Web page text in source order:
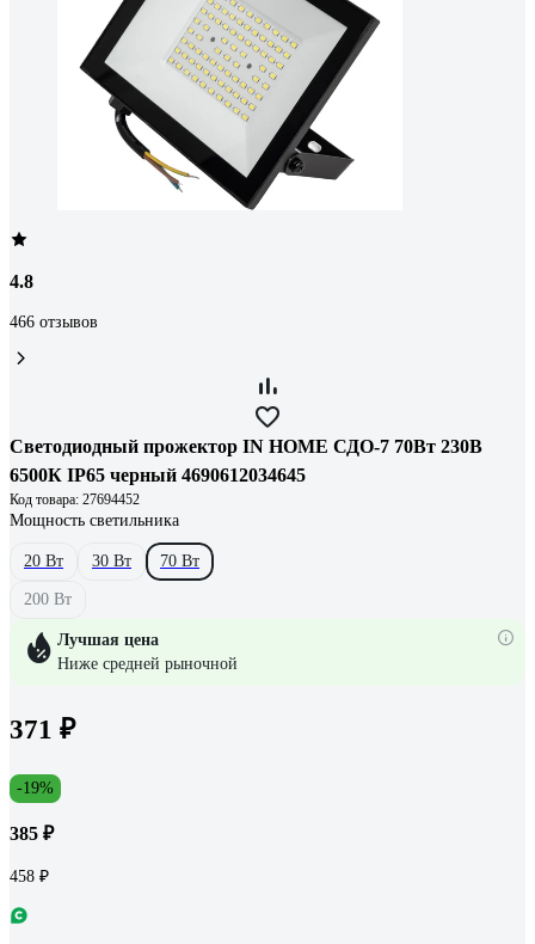
4.8
466 отзывов
Светодиодный прожектор IN HOME СДО-7 70Вт 230В
6500К IP65 черный 4690612034645
Код товара: 27694452
Мощность светильника
20 Вт 30 Вт 70 Вт
200 Вт
Лучшая цена
Ниже средней рыночной
371 ₽
-19%
385 ₽
458 ₽